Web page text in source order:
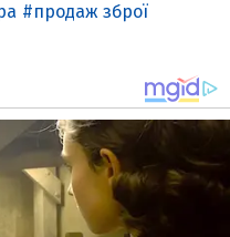
продаж зброї